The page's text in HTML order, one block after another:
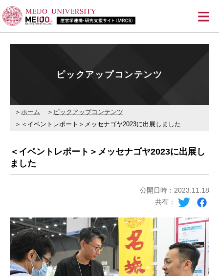
≡
ピックアップコンテンツ
ホーム
ピックアップコンテンツ
＜イベントレポート＞メッセナゴヤ2023に出展しました
＜イベントレポート＞メッセナゴヤ2023に出展し
ました
公開日時：2023.11.18
共有：